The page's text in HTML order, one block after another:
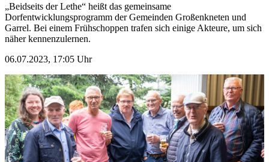
„Beidseits der Lethe“ heißt das gemeinsame
Dorfentwicklungsprogramm der Gemeinden Großenkneten und
Garrel. Bei einem Frühschoppen trafen sich einige Akteure, um sich
näher kennenzulernen.
06.07.2023, 17:05 Uhr